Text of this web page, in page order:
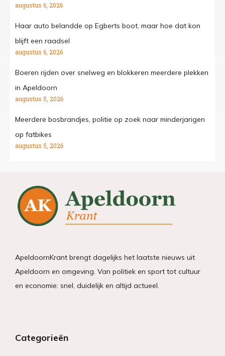
augustus 6, 2026
Haar auto belandde op Egberts boot, maar hoe dat kon
blijft een raadsel
augustus 6, 2026
Boeren rijden over snelweg en blokkeren meerdere plekken
in Apeldoorn
augustus 5, 2026
Meerdere bosbrandjes, politie op zoek naar minderjarigen
op fatbikes
augustus 5, 2026
ApeldoornKrant brengt dagelijks het laatste nieuws uit
Apeldoorn en omgeving. Van politiek en sport tot cultuur
en economie: snel, duidelijk en altijd actueel.
Categorieën